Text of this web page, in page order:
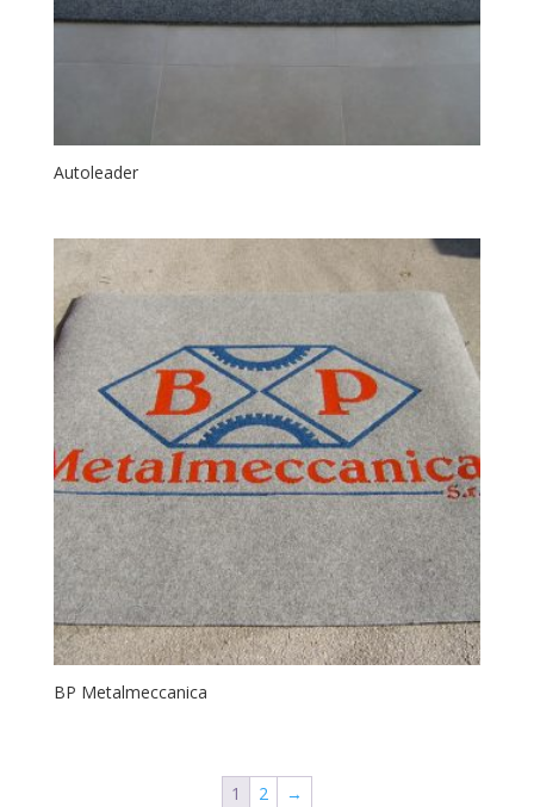
Autoleader
BP Metalmeccanica
1 2 →